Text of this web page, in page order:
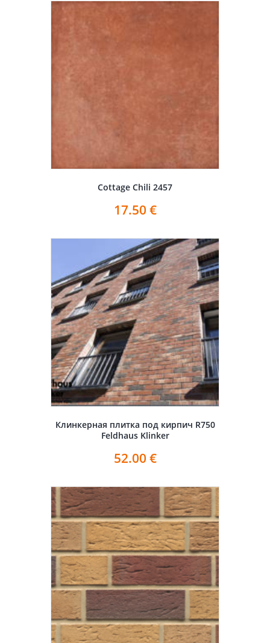
Cottage Chili 2457
17.50 €
Клинкерная плитка под кирпич R750
Feldhaus Klinker
52.00 €